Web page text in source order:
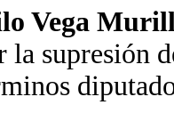
Vega
la supresión